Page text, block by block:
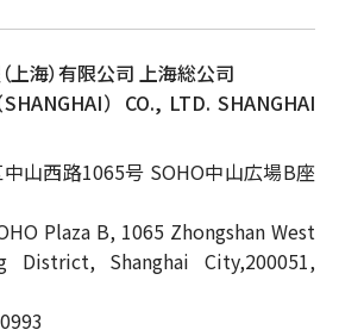
上海）有限公司 上海総公司
） CO., LTD. SHANGHAI
山西路1065号 SOHO中山広場B座
Plaza B, 1065 Zhongshan West
District, Shanghai City,200051,